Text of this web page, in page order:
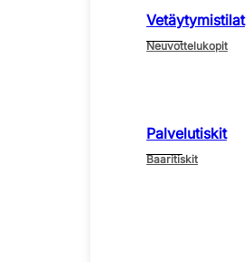
Vetäytymistilat
Neuvottelukopit
Palvelutiskit
Baaritiskit